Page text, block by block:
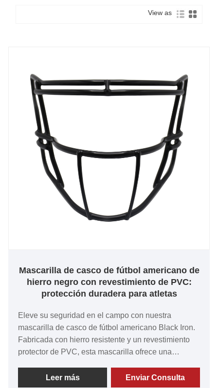
View as
Mascarilla de casco de fútbol americano de
hierro negro con revestimiento de PVC:
protección duradera para atletas
Eleve su seguridad en el campo con nuestra
mascarilla de casco de fútbol americano Black Iron.
Fabricada con hierro resistente y un revestimiento
protector de PVC, esta mascarilla ofrece una
visibilidad ni la comodidad. Ya sea que estés
Leer más Enviar Consulta